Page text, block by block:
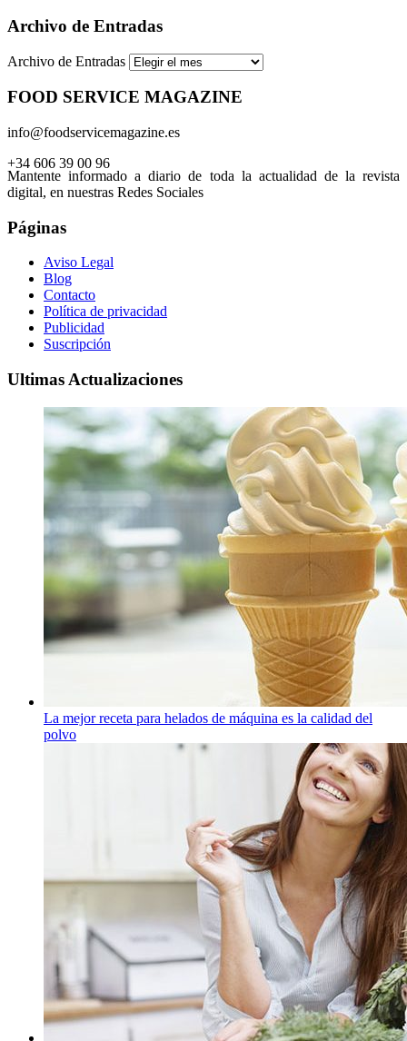
Archivo de Entradas
Archivo de Entradas
FOOD SERVICE MAGAZINE
info@foodservicemagazine.es
+34 606 39 00 96
Mantente informado a diario de toda la actualidad de la revista
digital, en nuestras Redes Sociales
Páginas
Aviso Legal
Blog
Contacto
Política de privacidad
Publicidad
Suscripción
Ultimas Actualizaciones
La mejor receta para helados de máquina es la calidad del
polvo